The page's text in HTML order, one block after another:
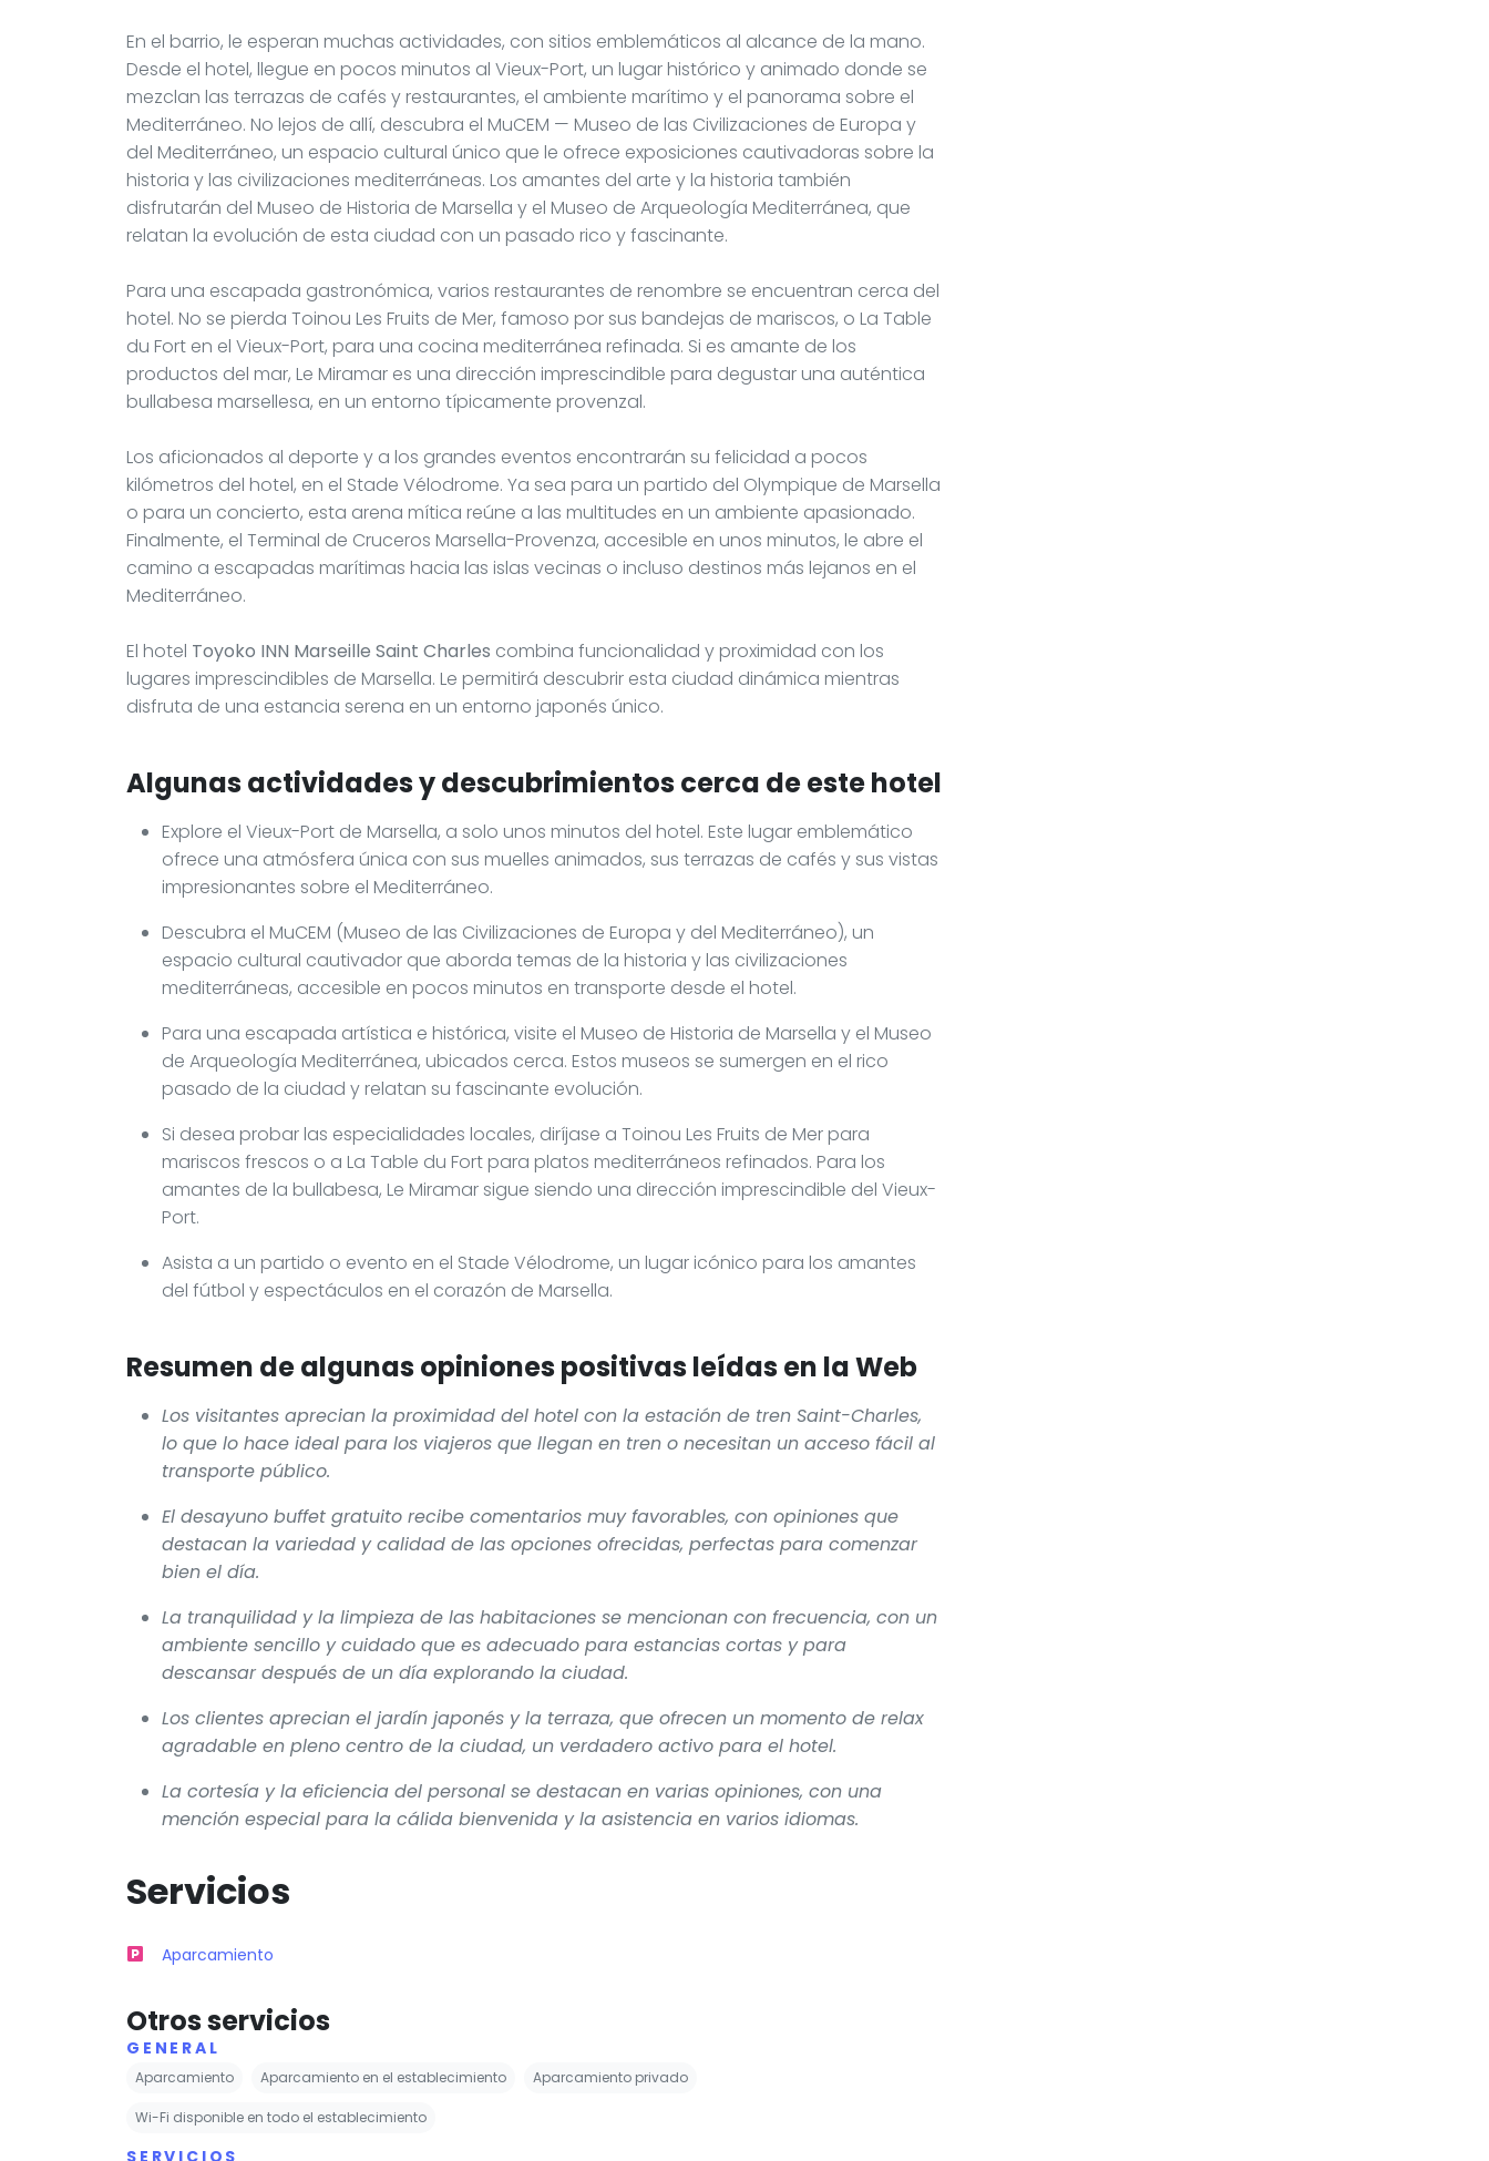
En el barrio, le esperan muchas actividades, con sitios emblemáticos al alcance de la mano.
Desde el hotel, llegue en pocos minutos al Vieux-Port, un lugar histórico y animado donde se
mezclan las terrazas de cafés y restaurantes, el ambiente marítimo y el panorama sobre el
Mediterráneo. No lejos de allí, descubra el MuCEM — Museo de las Civilizaciones de Europa y
del Mediterráneo, un espacio cultural único que le ofrece exposiciones cautivadoras sobre la
historia y las civilizaciones mediterráneas. Los amantes del arte y la historia también
disfrutarán del Museo de Historia de Marsella y el Museo de Arqueología Mediterránea, que
relatan la evolución de esta ciudad con un pasado rico y fascinante.
Para una escapada gastronómica, varios restaurantes de renombre se encuentran cerca del
hotel. No se pierda Toinou Les Fruits de Mer, famoso por sus bandejas de mariscos, o La Table
du Fort en el Vieux-Port, para una cocina mediterránea refinada. Si es amante de los
productos del mar, Le Miramar es una dirección imprescindible para degustar una auténtica
bullabesa marsellesa, en un entorno típicamente provenzal.
Los aficionados al deporte y a los grandes eventos encontrarán su felicidad a pocos
kilómetros del hotel, en el Stade Vélodrome. Ya sea para un partido del Olympique de Marsella
o para un concierto, esta arena mítica reúne a las multitudes en un ambiente apasionado.
Finalmente, el Terminal de Cruceros Marsella-Provenza, accesible en unos minutos, le abre el
camino a escapadas marítimas hacia las islas vecinas o incluso destinos más lejanos en el
Mediterráneo.
El hotel Toyoko INN Marseille Saint Charles combina funcionalidad y proximidad con los
lugares imprescindibles de Marsella. Le permitirá descubrir esta ciudad dinámica mientras
disfruta de una estancia serena en un entorno japonés único.
Algunas actividades y descubrimientos cerca de este hotel
Explore el Vieux-Port de Marsella, a solo unos minutos del hotel. Este lugar emblemático
ofrece una atmósfera única con sus muelles animados, sus terrazas de cafés y sus vistas
impresionantes sobre el Mediterráneo.
Descubra el MuCEM (Museo de las Civilizaciones de Europa y del Mediterráneo), un
espacio cultural cautivador que aborda temas de la historia y las civilizaciones
mediterráneas, accesible en pocos minutos en transporte desde el hotel.
Para una escapada artística e histórica, visite el Museo de Historia de Marsella y el Museo
de Arqueología Mediterránea, ubicados cerca. Estos museos se sumergen en el rico
pasado de la ciudad y relatan su fascinante evolución.
Si desea probar las especialidades locales, diríjase a Toinou Les Fruits de Mer para
mariscos frescos o a La Table du Fort para platos mediterráneos refinados. Para los
amantes de la bullabesa, Le Miramar sigue siendo una dirección imprescindible del Vieux-
Port.
Asista a un partido o evento en el Stade Vélodrome, un lugar icónico para los amantes
del fútbol y espectáculos en el corazón de Marsella.
Resumen de algunas opiniones positivas leídas en la Web
Los visitantes aprecian la proximidad del hotel con la estación de tren Saint-Charles,
lo que lo hace ideal para los viajeros que llegan en tren o necesitan un acceso fácil al
transporte público.
El desayuno buffet gratuito recibe comentarios muy favorables, con opiniones que
destacan la variedad y calidad de las opciones ofrecidas, perfectas para comenzar
bien el día.
La tranquilidad y la limpieza de las habitaciones se mencionan con frecuencia, con un
ambiente sencillo y cuidado que es adecuado para estancias cortas y para
descansar después de un día explorando la ciudad.
Los clientes aprecian el jardín japonés y la terraza, que ofrecen un momento de relax
agradable en pleno centro de la ciudad, un verdadero activo para el hotel.
La cortesía y la eficiencia del personal se destacan en varias opiniones, con una
mención especial para la cálida bienvenida y la asistencia en varios idiomas.
Servicios
Aparcamiento
Otros servicios
GENERAL
Aparcamiento Aparcamiento en el establecimiento Aparcamiento privado
Wi-Fi disponible en todo el establecimiento
SERVICIOS